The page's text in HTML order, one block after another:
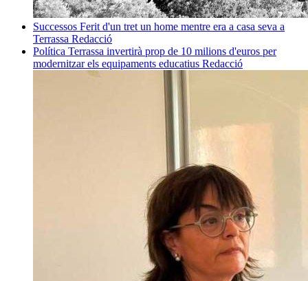
Successos Ferit d'un tret un home mentre era a casa seva a
Terrassa Redacció
Política Terrassa invertirà prop de 10 milions d'euros per
modernitzar els equipaments educatius Redacció